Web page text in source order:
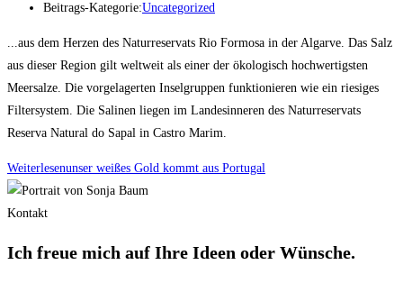
Beitrags-Kategorie:Uncategorized
...aus dem Herzen des Naturreservats Rio Formosa in der Algarve. Das Salz
aus dieser Region gilt weltweit als einer der ökologisch hochwertigsten
Meersalze. Die vorgelagerten Inselgruppen funktionieren wie ein riesiges
Filtersystem. Die Salinen liegen im Landesinneren des Naturreservats
Reserva Natural do Sapal in Castro Marim.
Weiterlesenunser weißes Gold kommt aus Portugal
Kontakt
Ich freue mich auf Ihre Ideen oder Wünsche.